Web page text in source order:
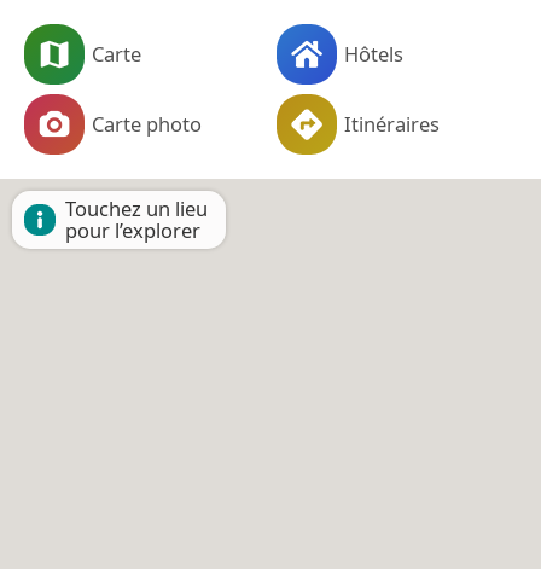
Carte Hôtels
Carte photo Itinéraires
Touchez un lieu
pour l’explorer